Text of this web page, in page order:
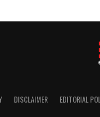
DISCLAIMER EDITORIAL